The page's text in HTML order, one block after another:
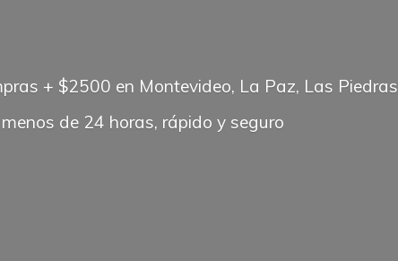
+ $2500 en Montevideo, La Paz, Las Piedras
menos de 24 horas, rápido y seguro